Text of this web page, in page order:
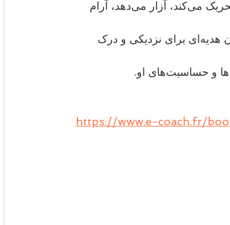
شناخت بدن خود: اینکه بدانیم چه چیزی ما را جذب می‌کند، تحریک می‌کند، آزار می‌دهد، آرام
انتقال این شناخت به دیگری: نه به‌عنوان انتظار، بلکه به‌عنوان هدیه‌ای برای نزدیکی و درک
https://www.e-coach.fr/